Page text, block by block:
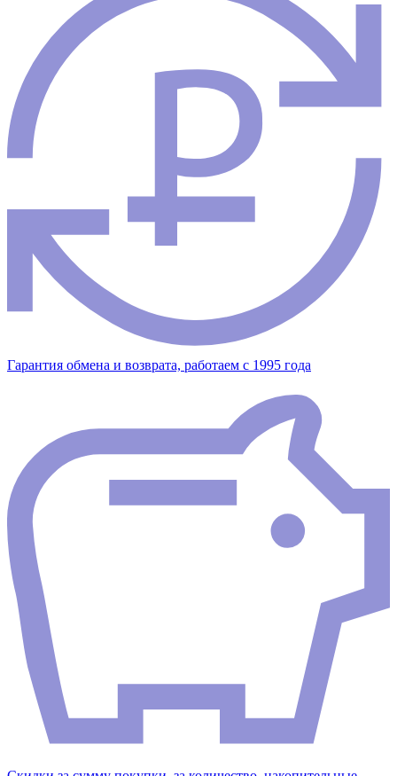
Гарантия обмена и возврата, работаем с 1995 года